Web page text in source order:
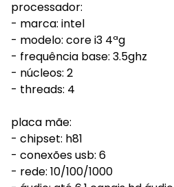
processador:
- marca: intel
- modelo: core i3 4ªg
- frequência base: 3.5ghz
- núcleos: 2
- threads: 4
placa mãe:
- chipset: h81
- conexões usb: 6
- rede: 10/100/1000